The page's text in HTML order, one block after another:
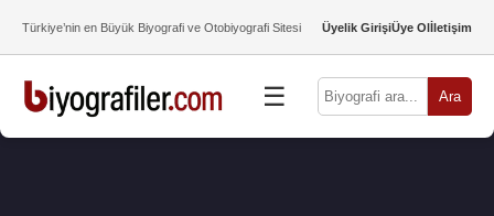
Türkiye’nin en Büyük Biyografi ve Otobiyografi Sitesi Üyelik GirişiÜye Olİletişim
☰ Ara